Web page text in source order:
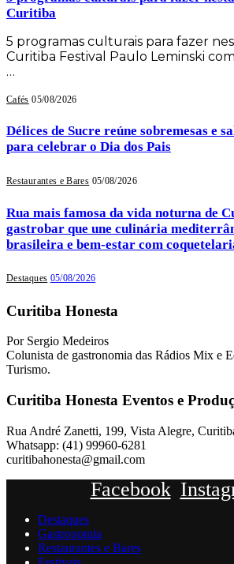
Curitiba
5 programas culturais para fazer
Curitiba Festival Paulo Leminski
…
Cafés 05/08/2026
Délices de Sucre reúne sobremesas e
para celebrar o Dia dos Pais
Restaurantes e Bares 05/08/2026
Rua mais famosa da vida noturna de
gastrobar que une culinária
brasileira e bem-estar com
Destaques 05/08/2026
Curitiba Honesta
Por Sergio Medeiros
Colunista de gastronomia das Rádios Mix e
Turismo.
Curitiba Honesta Eventos e
Rua André Zanetti, 199, Vista Alegre,
Whatsapp: (41) 99960-6281
curitibahonesta@gmail.com
Facebook
Destaques
Gastronomia
Restaurantes e Bares